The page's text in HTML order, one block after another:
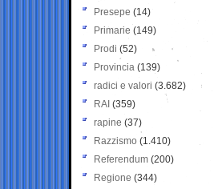
Presepe (14)
Primarie (149)
Prodi (52)
Provincia (139)
radici e valori (3.682)
RAI (359)
rapine (37)
Razzismo (1.410)
Referendum (200)
Regione (344)